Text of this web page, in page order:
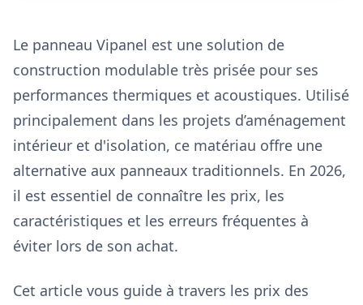
Le panneau Vipanel est une solution de
construction modulable très prisée pour ses
performances thermiques et acoustiques. Utilisé
principalement dans les projets d’aménagement
intérieur et d'isolation, ce matériau offre une
alternative aux panneaux traditionnels. En 2026,
il est essentiel de connaître les prix, les
caractéristiques et les erreurs fréquentes à
éviter lors de son achat.
Cet article vous guide à travers les prix des